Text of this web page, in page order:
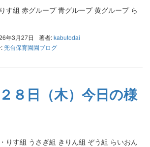
す組 赤グループ 青グループ 黄グループ ら
年3月27日 著者:kabutodai
兜台保育園園ブログ
８日（木）今日の様
りす組 うさぎ組 きりん組 ぞう組 らいおん